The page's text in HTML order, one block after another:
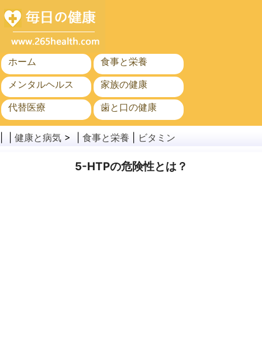
ホーム
食事と栄養
メンタルヘルス
家族の健康
代替医療
歯と口の健康
がん
公衆衛生
健康と病気 > | 食事と栄養 ビタミン
5-HTPの危険性とは？